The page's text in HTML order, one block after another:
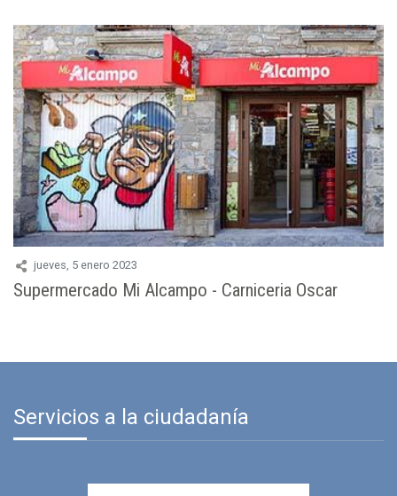
jueves, 5 enero 2023
Supermercado Mi Alcampo - Carniceria Oscar
Servicios a la ciudadanía